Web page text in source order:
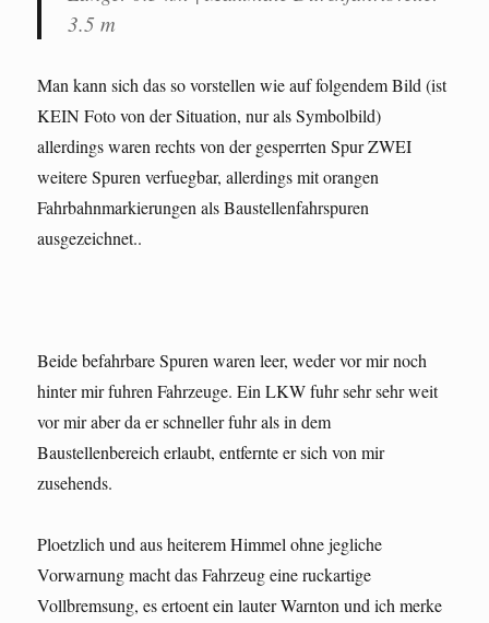
3.5 m
Man kann sich das so vorstellen wie auf folgendem Bild (ist
KEIN Foto von der Situation, nur als Symbolbild)
allerdings waren rechts von der gesperrten Spur ZWEI
weitere Spuren verfuegbar, allerdings mit orangen
Fahrbahnmarkierungen als Baustellenfahrspuren
ausgezeichnet..
Beide befahrbare Spuren waren leer, weder vor mir noch
hinter mir fuhren Fahrzeuge. Ein LKW fuhr sehr sehr weit
vor mir aber da er schneller fuhr als in dem
Baustellenbereich erlaubt, entfernte er sich von mir
zusehends.
Ploetzlich und aus heiterem Himmel ohne jegliche
Vorwarnung macht das Fahrzeug eine ruckartige
Vollbremsung, es ertoent ein lauter Warnton und ich merke